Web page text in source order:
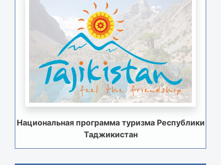
Национальная программа туризма Республики
Таджикистан